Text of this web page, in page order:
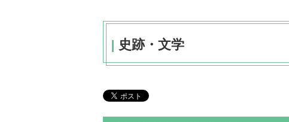
史跡・文学